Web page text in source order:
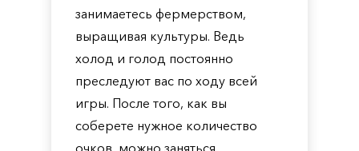
занимаетесь фермерством,
выращивая культуры. Ведь
холод и голод постоянно
преследуют вас по ходу всей
игры. После того, как вы
соберете нужное количество
очков, можно заняться